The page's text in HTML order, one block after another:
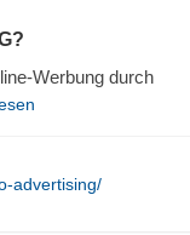
Werbung durch
advertising/